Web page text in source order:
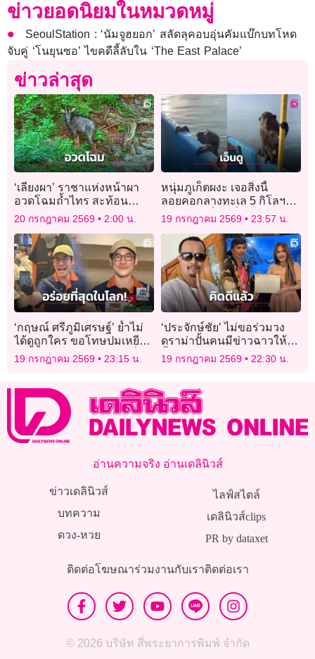
ข่าวยอดนิยมในหมวดหมู่
SeoulStation : ‘นัมจูฮยอก’ สลัดลุคอบอุ่นคัมแบ๊กบทโหด
จับคู่ ‘โนยุนซอ’ ไขคดีลี้ลับใน ‘The East Palace’
ข่าวล่าสุด
‘เลียงผา’ ราชาแห่งหน้าผา
อวดโฉมถ้ำไทร สะท้อน
ความอุดมสมบูรณ์ผืนป่าเขา
สามร้อยยอด
20 กรกฎาคม 2569 2:00 น.
หนุ่มภูเก็ตผงะ เจอสิ่งนี้
ลอยคอกลางทะเล 5 กิโลฯ
นึกว่าคน ที่แท้เป็น “ลิง” รุด
เทียบเรือช่วยหวิดจม!
19 กรกฎาคม 2569 23:57 น.
‘กฤษณ์ ศรีภูมิเศรษฐ์’ ย้ำไม่
ได้ดูถูกใคร ขอโทษปมเหยียด
คนไทย ยันเจลาโต้อร่อยที่สุด
ในโลก!
19 กรกฎาคม 2569 23:15 น.
‘ประจักษ์ชัย’ ไม่ขอร่วมวง
ดราม่าปั้นคนมีข่าวฉาวให้ดัง
ย้ำคิดดีแล้ว! ไม่ได้อยากหา
แสงอย่างเดียว
19 กรกฎาคม 2569 22:30 น.
อ่านความจริง อ่านเดลินิวส์
ข่าวเดลินิวส์
บทความ
ดวง-หวย
ไลฟ์สไตล์
เดลินิวส์clips
PR by dataxet
ติดต่อโฆษณาร่วมงานกับเราติดต่อเรา
© 2026 บริษัท สี่พระยาการพิมพ์ จำกัด